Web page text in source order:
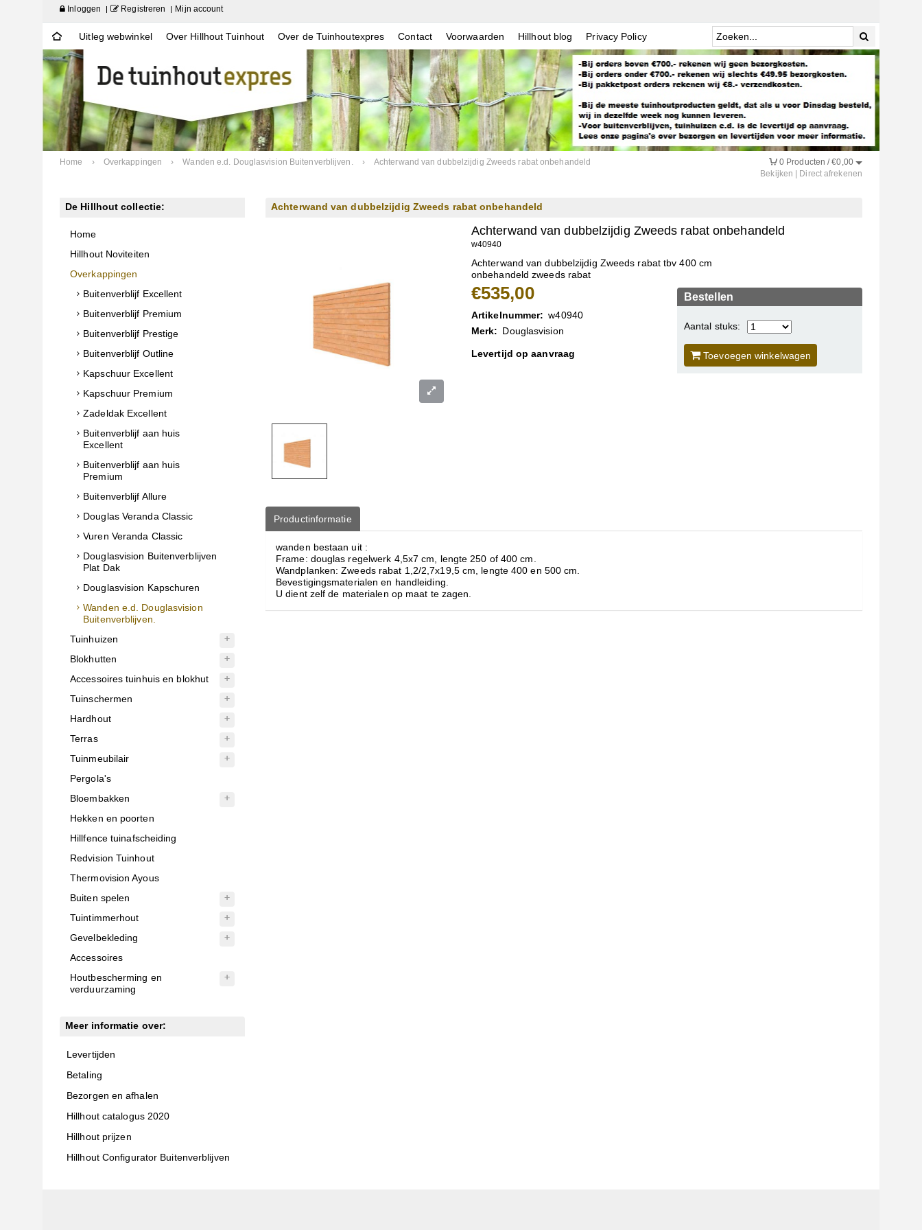
Inloggen Registreren Mijn account
Uitleg webwinkel Over Hillhout Tuinhout Over de Tuinhoutexpres Contact Voorwaarden Hillhout blog Privacy Policy
Home › Overkappingen › Wanden e.d. Douglasvision Buitenverblijven. › Achterwand van dubbelzijdig Zweeds rabat onbehandeld 0 Producten /€0,00
Bekijken
Direct afrekenen
De Hillhout collectie:
Home
Hillhout Noviteiten
Overkappingen
Buitenverblijf Excellent
Buitenverblijf Premium
Buitenverblijf Prestige
Buitenverblijf Outline
Kapschuur Excellent
Kapschuur Premium
Zadeldak Excellent
Buitenverblijf aan huis
Excellent
Buitenverblijf aan huis
Premium
Buitenverblijf Allure
Douglas Veranda Classic
Vuren Veranda Classic
Douglasvision Buitenverblijven
Plat Dak
Douglasvision Kapschuren
Wanden e.d. Douglasvision
Buitenverblijven.
Tuinhuizen
Blokhutten
Accessoires tuinhuis en blokhut
Tuinschermen
Hardhout
Terras
Tuinmeubilair
Pergola's
Bloembakken
Hekken en poorten
Hillfence tuinafscheiding
Redvision Tuinhout
Thermovision Ayous
Buiten spelen
Tuintimmerhout
Gevelbekleding
Accessoires
Houtbescherming en
verduurzaming
Meer informatie over:
Levertijden
Betaling
Bezorgen en afhalen
Hillhout catalogus 2020
Hillhout prijzen
Hillhout Configurator Buitenverblijven
Achterwand van dubbelzijdig Zweeds rabat onbehandeld
Achterwand van dubbelzijdig Zweeds rabat onbehandeld
w40940
Achterwand van dubbelzijdig Zweeds rabat tbv 400 cm
onbehandeld zweeds rabat
€535,00
Artikelnummer: w40940
Merk: Douglasvision
Levertijd op aanvraag
Bestellen
Aantal stuks:
Toevoegen winkelwagen
Productinformatie
wanden bestaan uit :
Frame: douglas regelwerk 4,5x7 cm, lengte 250 of 400 cm.
Wandplanken: Zweeds rabat 1,2/2,7x19,5 cm, lengte 400 en 500 cm.
Bevestigingsmaterialen en handleiding.
U dient zelf de materialen op maat te zagen.